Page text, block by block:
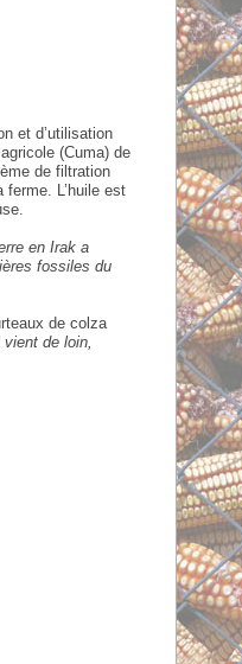
et d’utilisation
(Cuma) de
de filtration
L’huile est
en Irak a
fossiles du
de colza
de loin,